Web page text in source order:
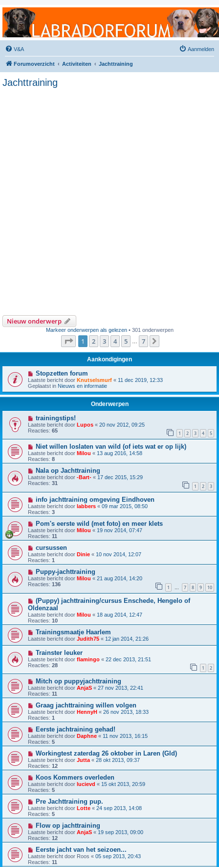
Labradorforum
Het gezelligste Labradorforum van Nederland en België!
V&A Aanmelden
Forumoverzicht Activiteiten Jachttraining
Jachttraining
Nieuw onderwerp
Markeer onderwerpen als gelezen• 301 onderwerpen
Pagina van 7
1 2 3 4 5 7
Aankondigingen
Stopzetten forum
Laatste bericht door Knutselsmurf « 11 dec 2019, 12:33
Geplaatst in Nieuws en informatie
Onderwerpen
trainingstips!
Laatste bericht door Lupos « 20 nov 2012, 09:25
Reacties: 65 1 2 3 4 5
Niet willen loslaten van wild (of iets wat er op lijk)
Laatste bericht door Milou « 13 aug 2016, 14:58
Reacties: 8
Nala op Jachttraining
Laatste bericht door -Bart- « 17 dec 2015, 15:29
Reacties: 31 1 2 3
info jachttraining omgeving Eindhoven
Laatste bericht door labbers « 09 mar 2015, 08:50
Reacties: 3
Pom's eerste wild (met foto) en meer klets
Laatste bericht door Milou « 19 nov 2014, 07:47
Reacties: 11
cursussen
Laatste bericht door Dinie « 10 nov 2014, 12:07
Reacties: 1
Puppy-jachttraining
Laatste bericht door Milou « 21 aug 2014, 14:20
Reacties: 136 1 … 7 8 9 10
(Puppy) jachttraining/cursus Enschede, Hengelo of
Oldenzaal
Laatste bericht door Milou « 18 aug 2014, 12:47
Reacties: 10
Trainingsmaatje Haarlem
Laatste bericht door Judith75 « 12 jan 2014, 21:26
Trainster leuker
Laatste bericht door flamingo « 22 dec 2013, 21:51
Reacties: 28 1 2
Mitch op puppyjachttraining
Laatste bericht door AnjaS « 27 nov 2013, 22:41
Reacties: 11
Graag jachttraining willen volgen
Laatste bericht door HennyH « 26 nov 2013, 18:33
Reacties: 1
Eerste jachtraining gehad!
Laatste bericht door Daphne « 11 nov 2013, 16:15
Reacties: 5
Workingtest zaterdag 26 oktober in Laren (Gld)
Laatste bericht door Jutta « 28 okt 2013, 09:37
Reacties: 12
Koos Kommers overleden
Laatste bericht door lucievd « 15 okt 2013, 20:59
Reacties: 5
Pre Jachttraining pup.
Laatste bericht door Lotte « 24 sep 2013, 14:08
Reacties: 5
Flow op jachttraining
Laatste bericht door AnjaS « 19 sep 2013, 09:00
Reacties: 12
Eerste jacht van het seizoen...
Laatste bericht door Roos « 05 sep 2013, 20:43
Reacties: 11